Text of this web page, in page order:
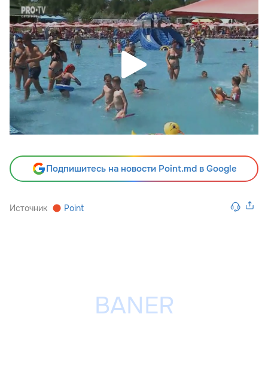
Подпишитесь на новости Point.md в Google
Источник Point